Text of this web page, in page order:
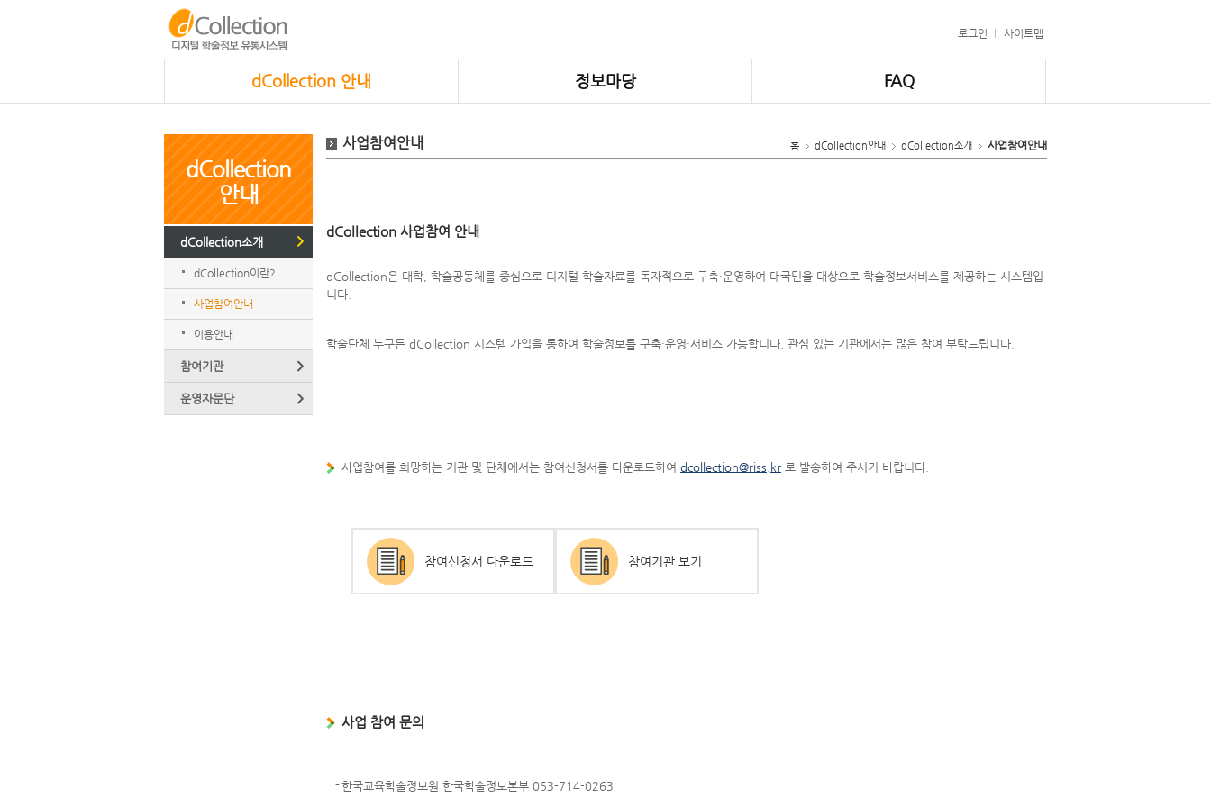
로그인 사이트맵
dCollection 안내 정보마당 FAQ
dCollection
안내
dCollection소개
dCollection이란?
사업참여안내
이용안내
참여기관
운영자문단
사업참여안내 홈 dCollection안내 dCollection소개 사업참여안내
dCollection 사업참여 안내
dCollection은 대학, 학술공동체를 중심으로 디지털 학술자료를 독자적으로 구축·운영하여 대국민을 대상으로 학술정보서비스를 제공하는 시스템입
니다.
학술단체 누구든 dCollection 시스템 가입을 통하여 학술정보를 구축·운영·서비스 가능합니다. 관심 있는 기관에서는 많은 참여 부탁드립니다.
사업참여를 희망하는 기관 및 단체에서는 참여신청서를 다운로드하여 dcollection@riss.kr 로 발송하여 주시기 바랍니다.
참여신청서 다운로드 참여기관 보기
사업 참여 문의
한국교육학술정보원 한국학술정보본부 053-714-0263